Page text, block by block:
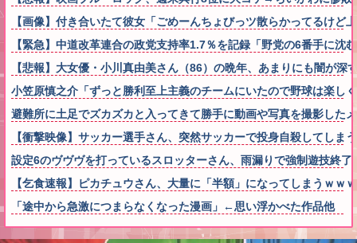
【画像】付き合いたて彼女「ごめーんちょびっツ散らかってるけ
【緊急】中道改革連合の政党支持率1.7％を記録「野党の6番手に沈
【悲報】大女優・小川真由美さん（86）の晩年、あまりにも闇が深
小笠原慎之介「ずっと勝利至上主義のチームにいたので野球は楽し
避難所に土足でズカズカと入ってきて勝手に動画や写真を撮影し
【衝撃映像】サッカー選手さん、突然サッカーで投身自殺してしま
設定6のヴヴヴを打っているスロッターさん、雨漏りで強制遊技終
【乞食速報】ピカチュウさん、大量に「半額」になってしまうｗｗ
「途中から急激につまらなくなった漫画」←思い浮かべた作品他